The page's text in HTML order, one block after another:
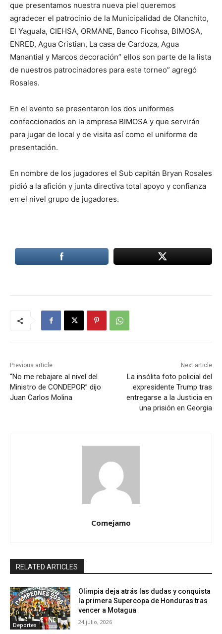
que presentamos nuestra nueva piel queremos
agradecer el patrocinio de la Municipalidad de Olanchito,
El Yaguala, CIEHSA, ORMANE, Banco Ficohsa, BIMOSA,
ENRED, Agua Cristian, La casa de Cardoza, Agua
Manantial y Marcos decoración” ellos son parte de la lista
de nuestros patrocinadores para este torneo” agregó
Rosales.
En el evento se presentaron los dos uniformes
confeccionados en la empresa BIMOSA y que servirán
para jugar de local y de visita así como el uniforme de
presentación.
En nombre de los jugadores el Sub capitán Bryan Rosales
pidió a la afición y junta directiva total apoyo y confianza
en el nivel grupo de jugadores.
Previous article
“No me rebajare al nivel del
Ministro de CONDEPOR” dijo
Juan Carlos Molina
Next article
La insólita foto policial del
expresidente Trump tras
entregarse a la Justicia en
una prisión en Georgia
Comejamo
RELATED ARTICLES
Deportes
Olimpia deja atrás las dudas y conquista
la primera Supercopa de Honduras tras
vencer a Motagua
24 julio, 2026